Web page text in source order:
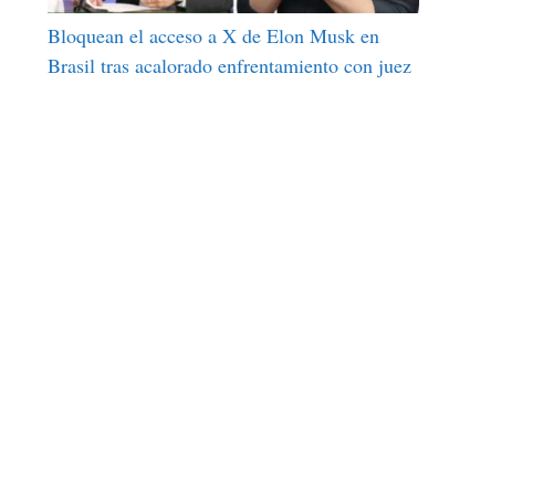
Bloquean el acceso a X de Elon Musk en
Brasil tras acalorado enfrentamiento con juez